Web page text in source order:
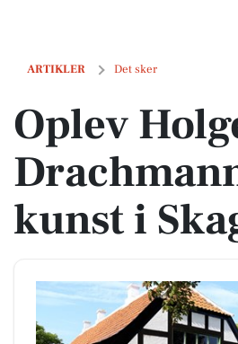
ARTIKLER Det sker
Oplev Holger Drachmanns liv og
Oplev
kunst i